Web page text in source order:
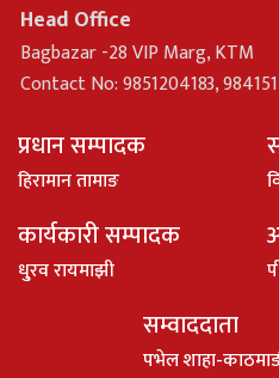
Head Office
Bagbazar -28 VIP Marg, KTM
Contact No: 9851204183,
प्रधान सम्पादक
हिरामान तामाङ
कार्यकारी सम्पादक
धु्रव रायमाझी
सम्वाददाता
पभेल शाहा-